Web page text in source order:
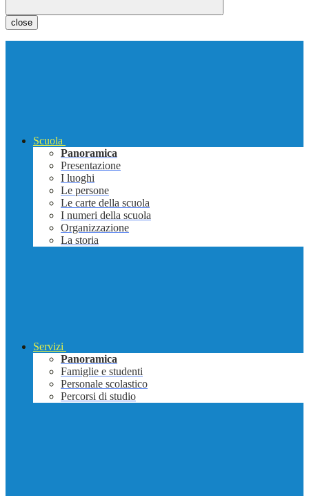
close
Scuola
Panoramica
Presentazione
I luoghi
Le persone
Le carte della scuola
I numeri della scuola
Organizzazione
La storia
Servizi
Panoramica
Famiglie e studenti
Personale scolastico
Percorsi di studio